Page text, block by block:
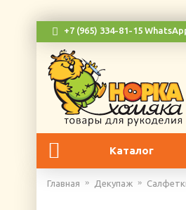
+7 (965) 334-81-15
Каталог
Главная Декупаж